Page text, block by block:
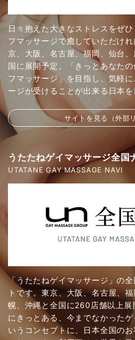
日々抱えた大きなストレスをぜ
フマッサージで癒していただけ
京、大阪、名古屋、福岡、仙台
国に展開予定。「きっとあなた
フマッサージ」を目指し、気軽
ージが受けることが出来る日本を
サイトを見る（外部
うたたねゲイマッサージ全国
UTATANE GAY MASSAGE NAVI
「うたたねゲイマッサージ」の
トです。東京、大阪、名古屋、
幌、沖縄と全国に260店舗以上展
にきっとある、今までなかった
いうコンセプトに、日本全国の